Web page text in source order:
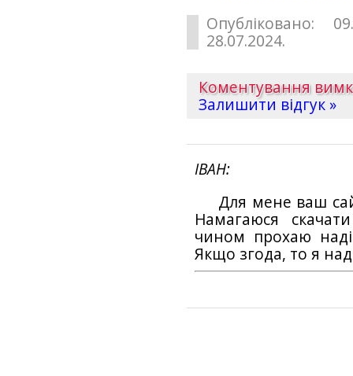
Опубліковано:
28.07.2024.
Коментування
Залишити відгук »
ІВАН
Для мене ваш
Намагаюся
чином прохаю
Якщо згода, то я